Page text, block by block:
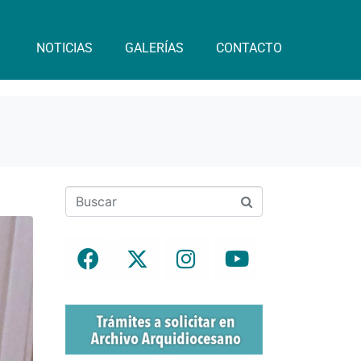
NOTICIAS GALERÍAS CONTACTO